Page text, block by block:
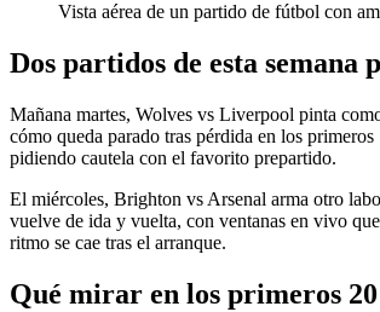
Vista aérea de un partido de fútbol con
Dos partidos de esta
Mañana martes, Wolves vs Liverpool pinta
cómo queda parado tras pérdida en los
pidiendo cautela con el favorito prepartido.
El miércoles, Brighton vs Arsenal arma otro
vuelve de ida y vuelta, con ventanas en vivo
ritmo se cae tras el arranque.
Qué mirar en los primeros